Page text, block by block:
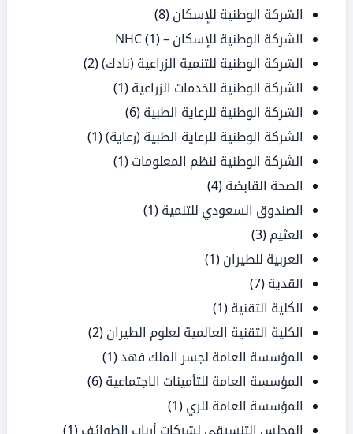
الشركة الوطنية للإسكان (8)
الشركة الوطنية للإسكان – NHC(1)
الشركة الوطنية للتنمية الزراعية (نادك)(2)
الشركة الوطنية للخدمات الزراعية (1)
الشركة الوطنية للرعاية الطبية (6)
الشركة الوطنية للرعاية الطبية (رعاية)(1)
الشركة الوطنية لنظم المعلومات (1)
الصحة القابضة (4)
الصندوق السعودي للتنمية (1)
العثيم (3)
العربية للطيران (1)
القدية (7)
الكلية التقنية (1)
الكلية التقنية العالمية لعلوم الطيران (2)
المؤسسة العامة لجسر الملك فهد(1)
المؤسسة العامة للتأمينات الاجتماعية (6)
المؤسسة العامة للري (1)
المجلس التنسيقي لشركات أرباب الطوائف (1)